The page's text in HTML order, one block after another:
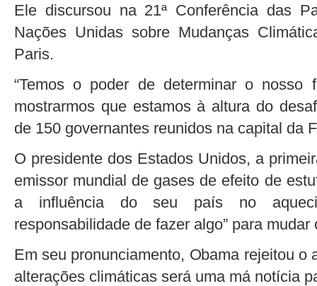
Ele discursou na 21ª Conferência das
Nações Unidas sobre Mudanças
Paris.
“Temos o poder de determinar o
mostrarmos que estamos à altura do
de 150 governantes reunidos na capital da
O presidente dos Estados Unidos, a
emissor mundial de gases de efeito de
a influência do seu país no
responsabilidade de fazer algo” para mudar
Em seu pronunciamento, Obama rejeitou o
alterações climáticas será uma má notícia